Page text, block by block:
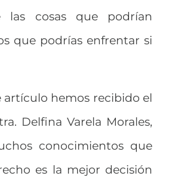
cosas que podrían
que podrías enfrentar si
artículo hemos recibido el
Delfina Varela Morales,
conocimientos que
es la mejor decisión